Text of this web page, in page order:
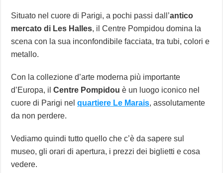
Situato nel cuore di Parigi, a pochi passi dall’antico
mercato di Les Halles, il Centre Pompidou domina la
scena con la sua inconfondibile facciata, tra tubi, colori e
metallo.
Con la collezione d’arte moderna più importante
d’Europa, ilCentre Pompidou è un luogo iconico nel
cuore di Parigi nelquartiere Le Marais, assolutamente
da non perdere.
Vediamo quindi tutto quello che c’è da sapere sul
museo, gli orari di apertura, i prezzi dei biglietti e cosa
vedere.